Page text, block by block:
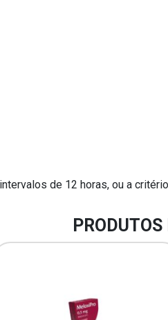
de 12 horas, ou a